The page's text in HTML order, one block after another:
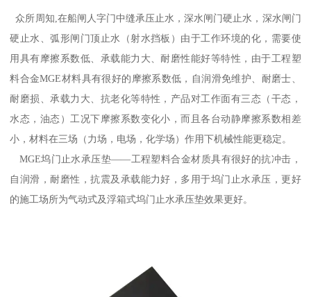
众所周知,在船闸人字门中缝承压止水，深水闸门硬止水，深水闸门
硬止水、弧形闸门顶止水（射水挡板）由于工作环境的化，需要使
用具有摩擦系数低、承载能力大、耐磨性能好等特性，由于工程塑
料合金MGE材料具有很好的摩擦系数低，自润滑免维护、耐磨士、
耐磨损、承载力大、抗老化等特性，产品对工作面有三态（干态，
水态，油态）工况下摩擦系数变化小，而且各台动静摩擦系数相差
小，材料在三场（力场，电场，化学场）作用下机械性能更稳定。
MGE坞门止水承压垫——工程塑料合金材质具有很好的抗冲击，
自润滑，耐磨性，抗震及承载能力好，多用于坞门止水承压，更好
的施工场所为气动式及浮箱式坞门止水承压垫效果更好。